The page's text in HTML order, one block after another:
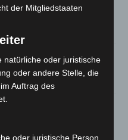
in Neuwarmbüchen schnell
starten beim
A7 – Polizei sucht
der Mitgliedstaaten
natürliche oder juristische
oder andere Stelle, die
Auftrag des
oder juristische Person,